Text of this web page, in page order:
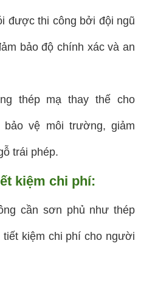
được thi công bởi đội ngũ
bảo độ chính xác và an
thép mạ thay thế cho
bảo vệ môi trường, giảm
trái phép.
kiệm chi phí:
cần sơn phủ như thép
kiệm chi phí cho người